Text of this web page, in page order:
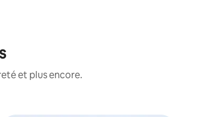
et plus encore.